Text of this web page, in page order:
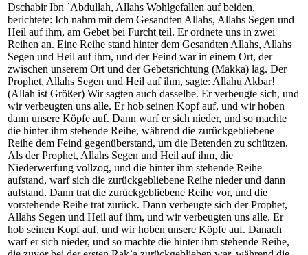
Dschabir Ibn `Abdullah, Allahs Wohlgefallen auf beiden,
berichtete: Ich nahm mit dem Gesandten Allahs, Allahs Segen und
Heil auf ihm, am Gebet bei Furcht teil. Er ordnete uns in zwei
Reihen an. Eine Reihe stand hinter dem Gesandten Allahs, Allahs
Segen und Heil auf ihm, und der Feind war in einem Ort, der
zwischen unserem Ort und der Gebetsrichtung (Makka) lag. Der
Prophet, Allahs Segen und Heil auf ihm, sagte: Allahu Akbar!
(Allah ist Größer) Wir sagten auch dasselbe. Er verbeugte sich, und
wir verbeugten uns alle. Er hob seinen Kopf auf, und wir hoben
dann unsere Köpfe auf. Dann warf er sich nieder, und so machte
die hinter ihm stehende Reihe, während die zurückgebliebene
Reihe dem Feind gegenüberstand, um die Betenden zu schützen.
Als der Prophet, Allahs Segen und Heil auf ihm, die
Niederwerfung vollzog, und die hinter ihm stehende Reihe
aufstand, warf sich die zurückgebliebene Reihe nieder und dann
aufstand. Dann trat die zurückgebliebene Reihe vor, und die
vorstehende Reihe trat zurück. Dann verbeugte sich der Prophet,
Allahs Segen und Heil auf ihm, und wir verbeugten uns alle. Er
hob seinen Kopf auf, und wir hoben unsere Köpfe auf. Danach
warf er sich nieder, und so machte die hinter ihm stehende Reihe,